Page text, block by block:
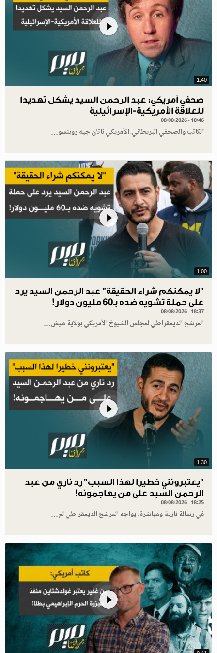
1.40
صحفي أمريكي: عبد الرحمن السيد يشكل تهديدا
للعلاقة الأمريكية-الإسرائيلية
08/08/2026 - 18:46
الكاتب والصحفي البريطاني-الأمريكي ناثان جيه روبنسو…
1.00
"لا يمكنكم شراء الحقيقة" عبد الرحمن السيد يرد
على حملة تشويه ضده بـ60 مليون دولار!
08/08/2026 - 18:37
المرشح الديمقراطي لمجلس الشيوخ الأمريكي بولاية ميش…
1.30
"يعتبرونني خطيرا لهذا السبب" رد ناري من عبد
الرحمن السيد على من يهاجمونه!
08/08/2026 - 18:25
في رسالة نارية ومباشرة، يواجه المرشح الديمقراطي لم…